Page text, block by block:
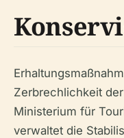
Zerbrechlichkeit
Ministerium für
verwaltet die